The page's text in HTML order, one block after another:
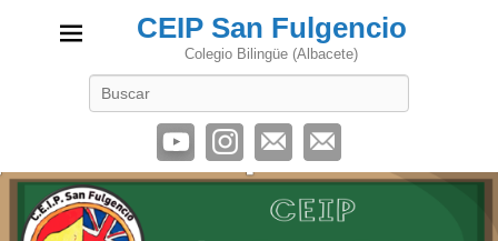
CEIP San Fulgencio
Colegio Bilingüe (Albacete)